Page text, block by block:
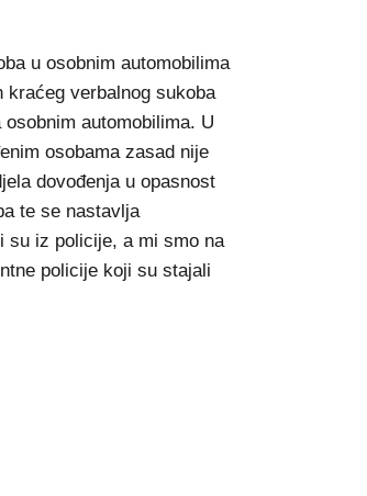
u osobnim automobilima
kraćeg verbalnog sukoba
automobilima. U
osobama zasad nije
dovođenja u opasnost
te se nastavlja
su iz policije, a mi smo na
policije koji su stajali